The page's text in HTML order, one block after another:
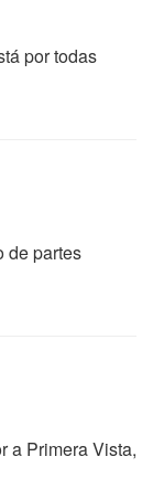
por todas
de partes
a Primera Vista,